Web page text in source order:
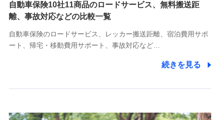
10.受託業務の 個人情報
受託業務の遂行およびこれらに準ずる業務の遂行のため
11.マイカー通勤管理クラウド並びに法人向けASPサー
をお送りするため
分析するため
自動車保険10社11商品のロードサービス、無料搬送距
離、事故対応などの比較一覧
自動車保険のロードサービス、レッカー搬送距離、宿泊費用サポ
ート、帰宅・移動費用サポート、事故対応など…
続きを見る